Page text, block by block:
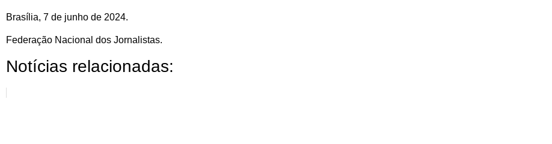
Brasília, 7 de junho de 2024.
Federação Nacional dos Jornalistas.
Notícias relacionadas: